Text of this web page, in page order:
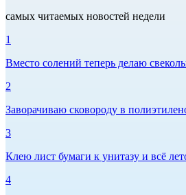
самых читаемых новостей недели
1
Вместо солений теперь делаю
2
Заворачиваю сковороду в
3
Клею лист бумаги к унитазу и всё
4